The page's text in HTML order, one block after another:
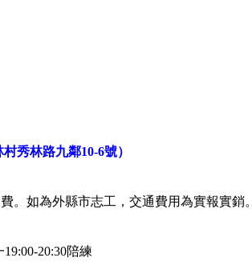
秀林路九鄰10-6號）
。如為外縣市志工，交通費用為實報實銷。
20:30陪練